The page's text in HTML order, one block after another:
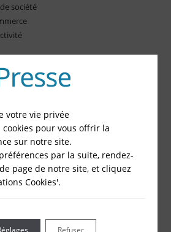
société
votre vie privée
pour vous offrir la
sur notre site.
par la suite, rendez-
page de notre site, et cliquez
Cookies'.
Refuser